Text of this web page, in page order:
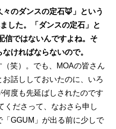
々のダンスの定石🦊 」という
した。「ダンスの定石」と
信ではないんですよね。そ
ければならないので。
（笑）。でも、MOAの皆さん
話ししておいたのに、いろ
度も先延ばしされたのです
くださって、なおさら申し
GGUM」が出る前に少しで